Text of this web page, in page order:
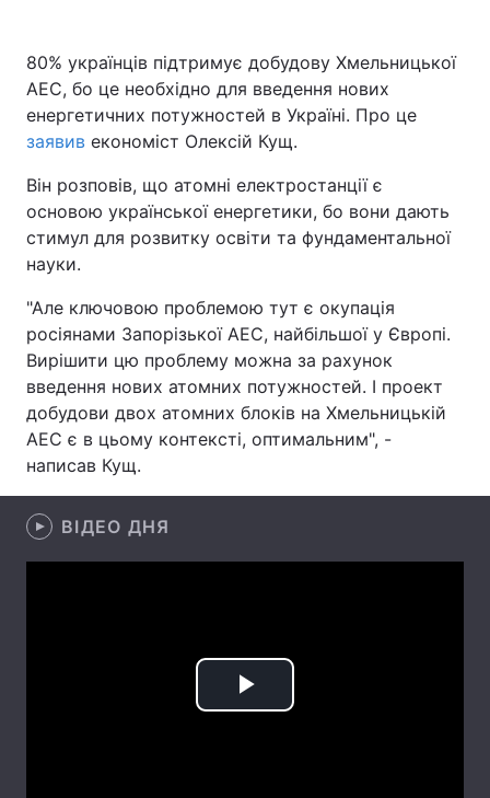
Головна Війна
Україна
Економіка Світ
Спорт
Техно і зв'язок Лайт
Зброя Інциденти
Здоров'я Туризм
Цікавинки
Екологія
Лонгріди
80% українців підтримує добудову Хмельницької
АЕС, бо це необхідно для введення нових
енергетичних потужностей в Україні. Про це
заявив економіст Олексій Кущ.
Він розповів, що атомні електростанції є
основою української енергетики, бо вони дають
стимул для розвитку освіти та фундаментальної
науки.
"Але ключовою проблемою тут є окупація
росіянами Запорізької АЕС, найбільшої у Європі.
Вирішити цю проблему можна за рахунок
введення нових атомних потужностей. І проект
добудови двох атомних блоків на Хмельницькій
АЕС є в цьому контексті, оптимальним", -
написав Кущ.
ВІДЕО ДНЯ
Play